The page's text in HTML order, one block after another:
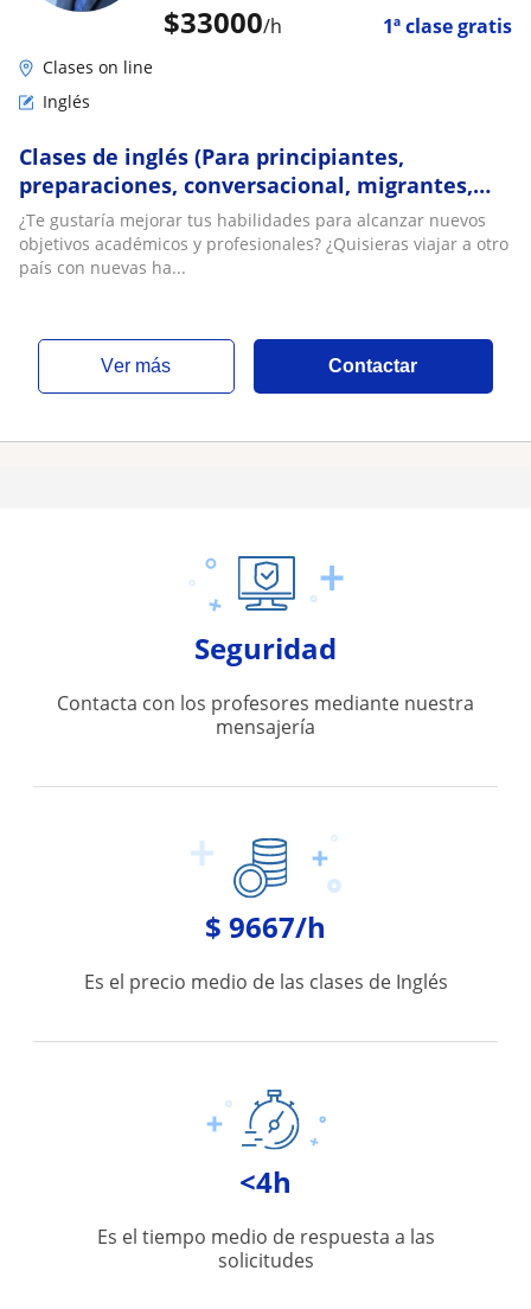
$33000/h 1ª clase gratis
Clases on line
Inglés
Clases de inglés (Para principiantes,
preparaciones, conversacional, migrantes,
etc.) Magíster Universidad Nacional de
Colombia
¿Te gustaría mejorar tus habilidades para alcanzar nuevos
objetivos académicos y profesionales? ¿Quisieras viajar a otro
país con nuevas ha...
ver más Contactar
Seguridad
Contacta con los profesores mediante nuestra
mensajería
$ 9667/h
Es el precio medio de las clases de Inglés
<4h
Es el tiempo medio de respuesta a las
solicitudes